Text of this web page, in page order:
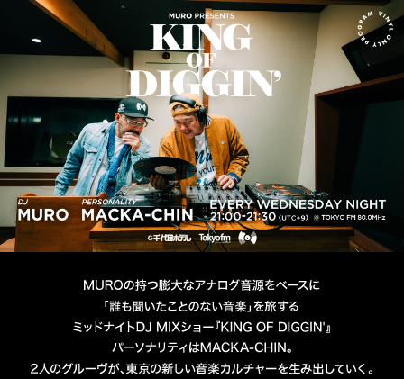
TOKYO FM
MURO presents KING OF
DJ MURO PERSONALITY MACKA-CHIN